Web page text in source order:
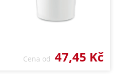
Cena od 47,45 Kč